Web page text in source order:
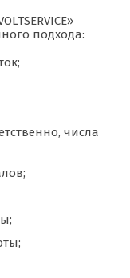
подхода:
числа